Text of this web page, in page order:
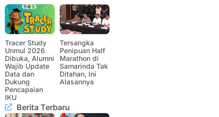
Tracer Study
Unmul 2026
Dibuka, Alumni
Wajib Update
Data dan
Dukung
Pencapaian
IKU
Tersangka
Penipuan Half
Marathon di
Samarinda Tak
Ditahan, Ini
Alasannya
Berita Terbaru